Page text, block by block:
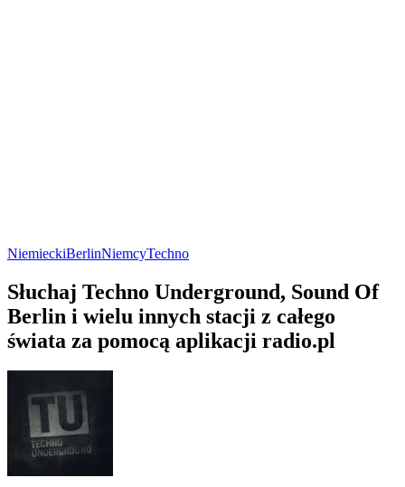
NiemieckiBerlinNiemcyTechno
Słuchaj Techno Underground, Sound Of
Berlin i wielu innych stacji z całego
świata za pomocą aplikacji radio.pl